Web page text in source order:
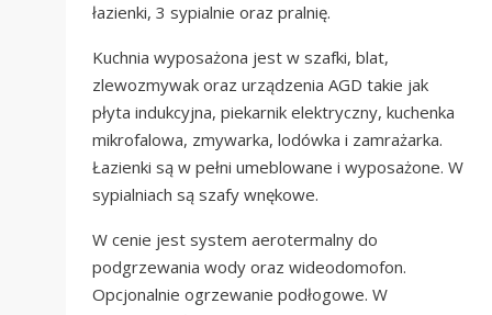
łazienki, 3 sypialnie oraz pralnię.
Kuchnia wyposażona jest w szafki, blat,
zlewozmywak oraz urządzenia AGD takie jak
płyta indukcyjna, piekarnik elektryczny, kuchenka
mikrofalowa, zmywarka, lodówka i zamrażarka.
Łazienki są w pełni umeblowane i wyposażone. W
sypialniach są szafy wnękowe.
W cenie jest system aerotermalny do
podgrzewania wody oraz wideodomofon.
Opcjonalnie ogrzewanie podłogowe. W